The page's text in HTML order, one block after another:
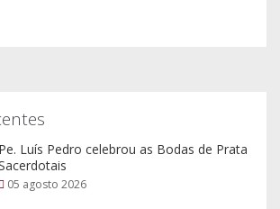
Pe. Luís Pedro celebrou as Bodas de Prata
05 agosto 2026